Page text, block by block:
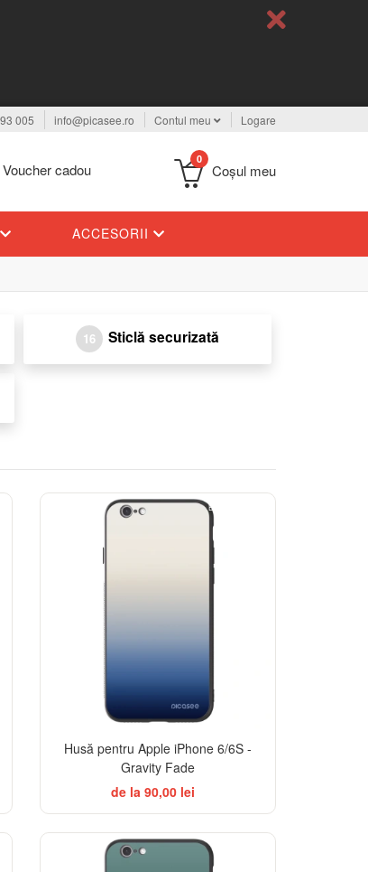
005 info@picasee.ro Contul meu Logare
Voucher cadou
0
Coşul meu
ACCESORII
16 Sticlă securizată
BESTSELLER
Husă pentru Apple iPhone 6/6S -
Gravity Fade
de la 90,00 lei